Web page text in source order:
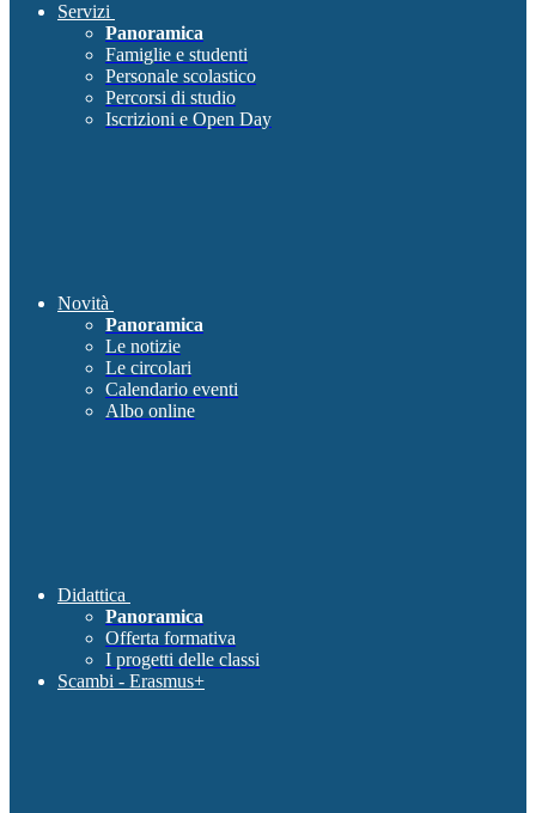
Servizi
Panoramica
Famiglie e studenti
Personale scolastico
Percorsi di studio
Iscrizioni e Open Day
Novità
Panoramica
Le notizie
Le circolari
Calendario eventi
Albo online
Didattica
Panoramica
Offerta formativa
I progetti delle classi
Scambi - Erasmus+